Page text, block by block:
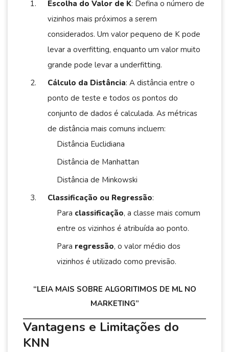
Escolha do Valor de K: Defina o número de
vizinhos mais próximos a serem
considerados. Um valor pequeno de K pode
levar a overfitting, enquanto um valor muito
grande pode levar a underfitting.
Cálculo da Distância: A distância entre o
ponto de teste e todos os pontos do
conjunto de dados é calculada. As métricas
de distância mais comuns incluem:
Distância Euclidiana
Distância de Manhattan
Distância de Minkowski
Classificação ou Regressão:
Para classificação, a classe mais comum
entre os vizinhos é atribuída ao ponto.
Para regressão, o valor médio dos
vizinhos é utilizado como previsão.
“LEIA MAIS SOBRE ALGORITIMOS DE ML NO
MARKETING”
Vantagens e Limitações do
KNN